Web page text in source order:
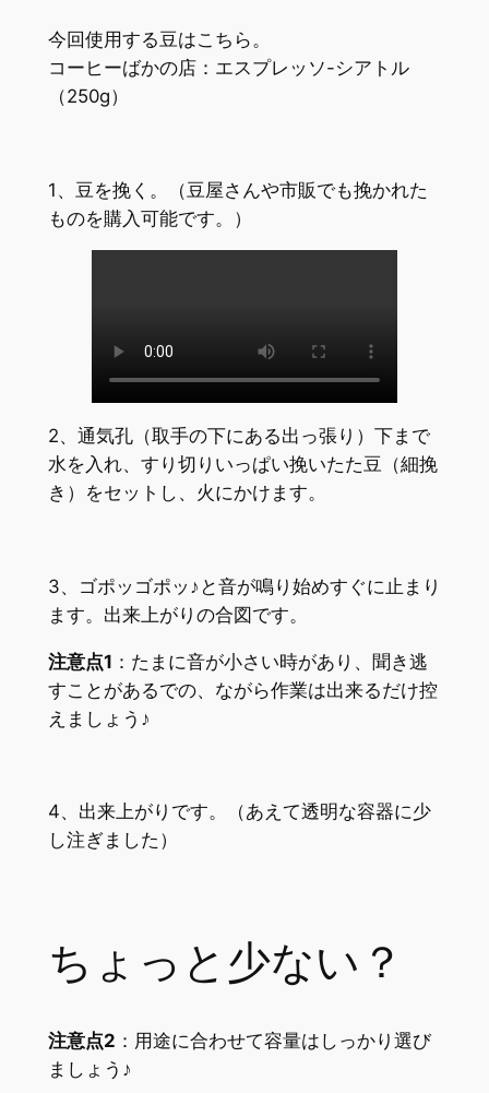
今回使用する豆はこちら。
コーヒーばかの店：エスプレッソ-シアトル
（250g）
1、豆を挽く。（豆屋さんや市販でも挽かれた
ものを購入可能です。）
2、通気孔（取手の下にある出っ張り）下まで
水を入れ、すり切りいっぱい挽いたた豆（細挽
き）をセットし、火にかけます。
3、ゴポッゴポッ♪と音が鳴り始めすぐに止まり
ます。出来上がりの合図です。
注意点1 ：たまに音が小さい時があり、聞き逃
すことがあるでの、ながら作業は出来るだけ控
えましょう♪
4、出来上がりです。（あえて透明な容器に少
し注ぎました）
ちょっと少ない？
注意点2 ：用途に合わせて容量はしっかり選び
ましょう♪